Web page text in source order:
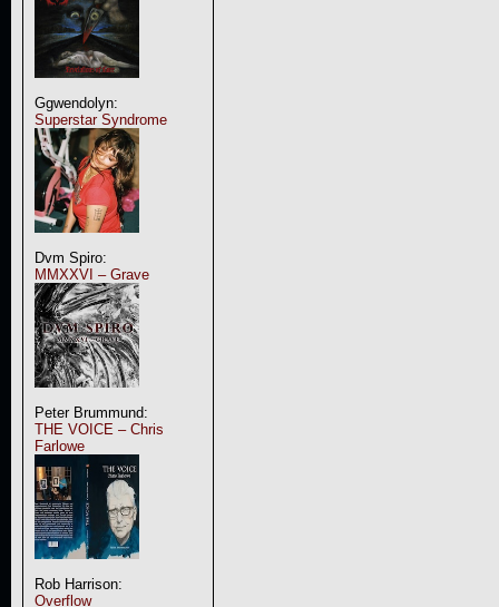
Ggwendolyn:
Superstar Syndrome
Dvm Spiro:
MMXXVI – Grave
Peter Brummund:
THE VOICE – Chris
Farlowe
Rob Harrison:
Overflow